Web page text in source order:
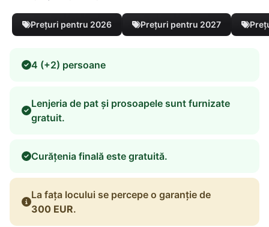
Prețuri pentru 2026 Prețuri pentru 2027
4 (+2) persoane
Lenjeria de pat și prosoapele sunt furnizate
gratuit.
Curățenia finală este gratuită.
La fața locului se percepe o garanție de
300 EUR.